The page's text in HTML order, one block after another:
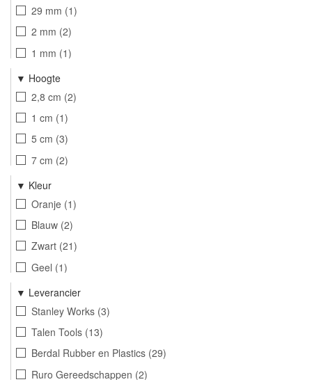
29 mm 1
2 mm 2
1 mm 1
Hoogte
2,8 cm 2
1 cm 1
5 cm 3
7 cm 2
4,6 cm
6 cm 1
10 cm 2
17 cm 1
10,5 cm
1,5 cm 1
6,5 cm 1
6,6 cm 1
0,3 cm 3
Kleur
Oranje 1
Blauw 2
Zwart 21
Geel 1
Oranje-zwart
Zwart-oranje 2
Grijs-oranje 1
Leverancier
Stanley Works 3
Talen Tools 13
Berdal Rubber en Plastics 29
Ruro Gereedschappen 2